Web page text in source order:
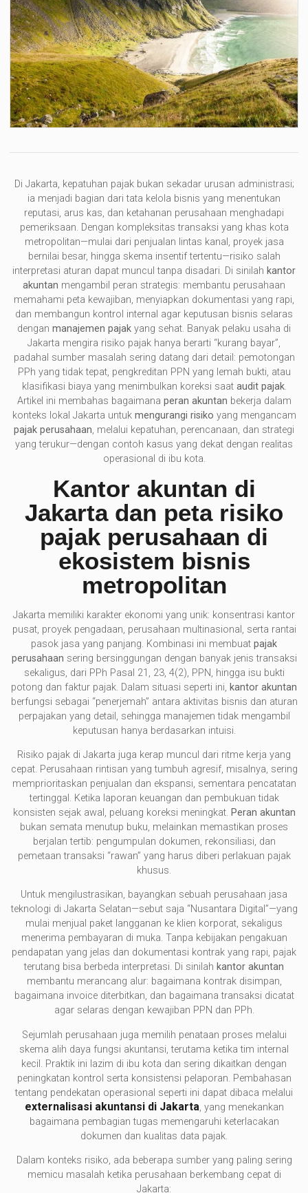
Di Jakarta, kepatuhan pajak bukan sekadar urusan administrasi;
ia menjadi bagian dari tata kelola bisnis yang menentukan
reputasi, arus kas, dan ketahanan perusahaan menghadapi
pemeriksaan. Dengan kompleksitas transaksi yang khas kota
metropolitan—mulai dari penjualan lintas kanal, proyek jasa
bernilai besar, hingga skema insentif tertentu—risiko salah
interpretasi aturan dapat muncul tanpa disadari. Di sinilah kantor
akuntan mengambil peran strategis: membantu perusahaan
memahami peta kewajiban, menyiapkan dokumentasi yang rapi,
dan membangun kontrol internal agar keputusan bisnis selaras
dengan manajemen pajak yang sehat. Banyak pelaku usaha di
Jakarta mengira risiko pajak hanya berarti “kurang bayar”,
padahal sumber masalah sering datang dari detail: pemotongan
PPh yang tidak tepat, pengkreditan PPN yang lemah bukti, atau
klasifikasi biaya yang menimbulkan koreksi saat audit pajak.
Artikel ini membahas bagaimana peran akuntan bekerja dalam
konteks lokal Jakarta untuk mengurangi risiko yang mengancam
pajak perusahaan, melalui kepatuhan, perencanaan, dan strategi
yang terukur—dengan contoh kasus yang dekat dengan realitas
operasional di ibu kota.
Kantor akuntan di
Jakarta dan peta risiko
pajak perusahaan di
ekosistem bisnis
metropolitan
Jakarta memiliki karakter ekonomi yang unik: konsentrasi kantor
pusat, proyek pengadaan, perusahaan multinasional, serta rantai
pasok jasa yang panjang. Kombinasi ini membuat pajak
perusahaan sering bersinggungan dengan banyak jenis transaksi
sekaligus, dari PPh Pasal 21, 23, 4(2), PPN, hingga isu bukti
potong dan faktur pajak. Dalam situasi seperti ini, kantor akuntan
berfungsi sebagai “penerjemah” antara aktivitas bisnis dan aturan
perpajakan yang detail, sehingga manajemen tidak mengambil
keputusan hanya berdasarkan intuisi.
Risiko pajak di Jakarta juga kerap muncul dari ritme kerja yang
cepat. Perusahaan rintisan yang tumbuh agresif, misalnya, sering
memprioritaskan penjualan dan ekspansi, sementara pencatatan
tertinggal. Ketika laporan keuangan dan pembukuan tidak
konsisten sejak awal, peluang koreksi meningkat. Peran akuntan
bukan semata menutup buku, melainkan memastikan proses
berjalan tertib: pengumpulan dokumen, rekonsiliasi, dan
pemetaan transaksi “rawan” yang harus diberi perlakuan pajak
khusus.
Untuk mengilustrasikan, bayangkan sebuah perusahaan jasa
teknologi di Jakarta Selatan—sebut saja “Nusantara Digital”—yang
mulai menjual paket langganan ke klien korporat, sekaligus
menerima pembayaran di muka. Tanpa kebijakan pengakuan
pendapatan yang jelas dan dokumentasi kontrak yang rapi, pajak
terutang bisa berbeda interpretasi. Di sinilah kantor akuntan
membantu merancang alur: bagaimana kontrak disimpan,
bagaimana invoice diterbitkan, dan bagaimana transaksi dicatat
agar selaras dengan kewajiban PPN dan PPh.
Sejumlah perusahaan juga memilih penataan proses melalui
skema alih daya fungsi akuntansi, terutama ketika tim internal
kecil. Praktik ini lazim di ibu kota dan sering dikaitkan dengan
peningkatan kontrol serta konsistensi pelaporan. Pembahasan
tentang pendekatan operasional seperti ini dapat dibaca melalui
externalisasi akuntansi di Jakarta, yang menekankan
bagaimana pembagian tugas memengaruhi keterlacakan
dokumen dan kualitas data pajak.
Dalam konteks risiko, ada beberapa sumber yang paling sering
memicu masalah ketika perusahaan berkembang cepat di
Jakarta: